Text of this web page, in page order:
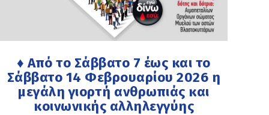
♦ Από το Σάββατο 7 έως και το
Σάββατο 14 Φεβρουαρίου 2026 η
μεγάλη γιορτή ανθρωπιάς και
κοινωνικής αλληλεγγύης